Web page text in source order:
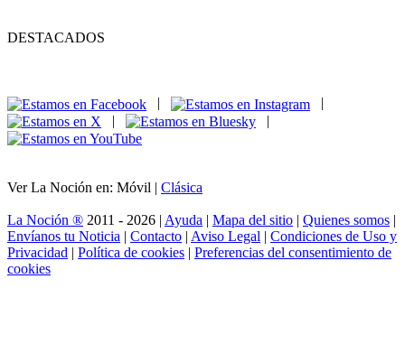
DESTACADOS
|
|
Ver La Noción en: Móvil | Clásica
La Noción ® 2011 - 2026 | Ayuda | Mapa del sitio | Quienes somos |
Envíanos tu Noticia | Contacto | Aviso Legal | Condiciones de Uso y
Privacidad | Política de cookies | Preferencias del consentimiento de
cookies